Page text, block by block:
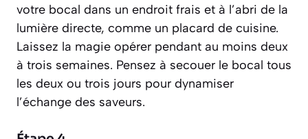
votre bocal dans un endroit frais et à l’abri de la
lumière directe, comme un placard de cuisine.
Laissez la magie opérer pendant au moins deux
à trois semaines. Pensez à secouer le bocal tous
les deux ou trois jours pour dynamiser
l’échange des saveurs.